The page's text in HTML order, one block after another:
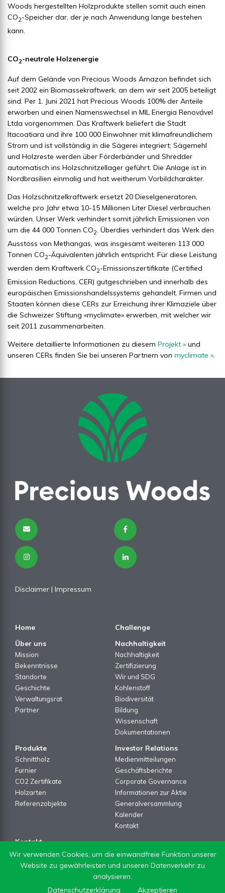
Woods hergestellten Holzprodukte stellen somit auch einen
CO2-Speicher dar, der je nach Anwendung lange bestehen
kann.
CO2-neutrale Holzenergie
Auf dem Gelände von Precious Woods Amazon befindet sich
seit 2002 ein Biomassekraftwerk, an dem wir seit 2005 beteiligt
sind. Per 1. Juni 2021 hat Precious Woods 100% der Anteile
erworben und einen Namenswechsel in MIL Energia Renovável
Ltda vorgenommen. Das Kraftwerk beliefert die Stadt
Itacoatiara und ihre 100 000 Einwohner mit klimafreundlichem
Strom und ist vollständig in die Sägerei integriert; Sägemehl
und Holzreste werden über Förderbänder und Shredder
automatisch ins Holzschnitzellager geführt. Die Anlage ist in
Nordbrasilien einmalig und hat weitherum Vorbildcharakter.
Das Holzschnitzelkraftwerk ersetzt 20 Dieselgeneratoren,
welche pro Jahr etwa 10-15 Millionen Liter Diesel verbrauchen
würden. Unser Werk verhindert somit jährlich Emissionen von
um die 44 000 Tonnen CO2. Überdies verhindert das Werk den
Ausstoss von Methangas, was insgesamt weiteren 113 000
Tonnen CO2-Äquivalenten jährlich entspricht. Für diese Leistung
werden dem Kraftwerk CO2-Emissionszertifikate (Certified
Emission Reductions, CER) gutgeschrieben und innerhalb des
europäischen Emissionshandelssystems gehandelt. Firmen und
Staaten können diese CERs zur Erreichung ihrer Klimaziele über
die Schweizer Stiftung «myclimate» erwerben, mit welcher wir
seit 2011 zusammenarbeiten.
Weitere detaillierte Informationen zu diesem Projekt » und
unseren CERs finden Sie bei unseren Partnern von myclimate ».
Disclaimer | Impressum
Home
Challenge
Über uns
Mission
Bekenntnisse
Standorte
Geschichte
Verwaltungsrat
Partner
Nachhaltigkeit
Nachhaltigkeit
Zertifizierung
Wir und SDG
Kohlenstoff
Biodiversität
Bildung
Wissenschaft
Dokumentationen
Produkte
Schnittholz
Furnier
CO2 Zertifikate
Holzarten
Referenzobjekte
Investor Relations
Medienmitteilungen
Geschäftsberichte
Corporate Governance
Informationen zur Aktie
Generalversammlung
Kalender
Kontakt
Kontakt
Kontakt Formular
Newsletter
Wir verwenden Cookies, um die einwandfreie Funktion unserer
Website zu gewährleisten und unseren Datenverkehr zu
analysieren.
Datenschutzerklärung
Akzeptieren